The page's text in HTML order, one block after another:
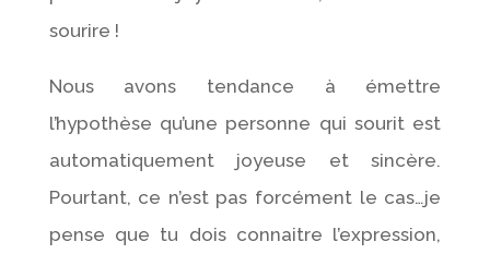
sourire !
Nous avons tendance à émettre
l’hypothèse qu’une personne qui sourit est
automatiquement joyeuse et sincère.
Pourtant, ce n’est pas forcément le cas…je
pense que tu dois connaitre l’expression,